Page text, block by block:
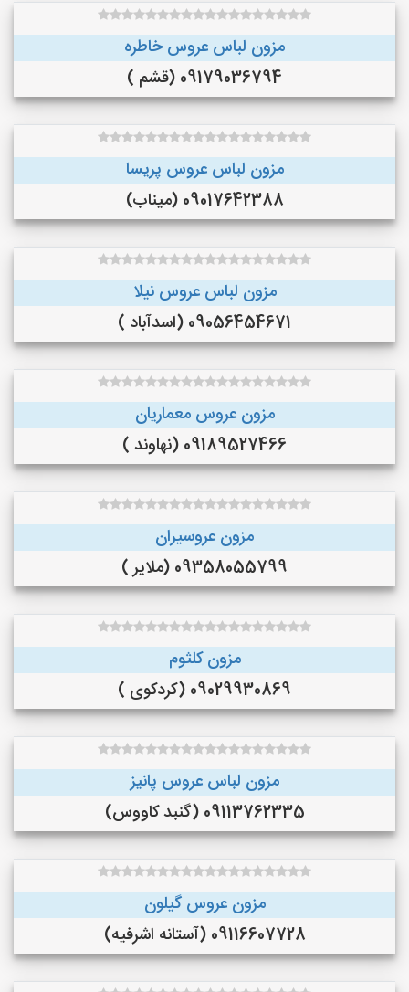
مزون لباس عروس خاطره
09179036794 (قشم )
مزون لباس عروس پریسا
09017642388 (میناب)
مزون لباس عروس نیلا
09056454671 (اسدآباد )
مزون عروس معماریان
09189527466 (نهاوند )
مزون عروسیران
09358055799 (ملایر )
مزون کلثوم
09029930869 (کردکوی )
مزون لباس عروس پانیز
09113762335 (گنبد کاووس)
مزون عروس گیلون
09116607728 (آستانه اشرفیه)